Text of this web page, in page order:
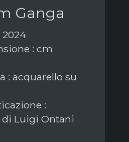
Ganga
2024
: cm
: acquarello su
:
Luigi Ontani